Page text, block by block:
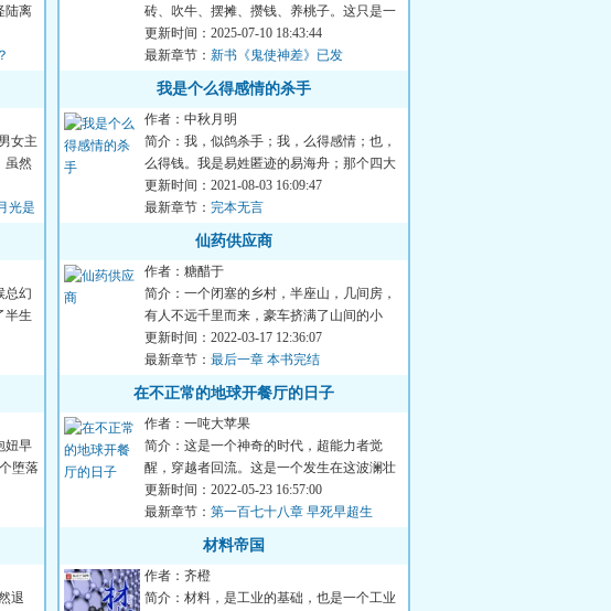
陆离
女主
虽然
光是
总幻
半生
妞早
堕落
退
砖、吹牛、摆摊、攒钱、养桃子。这只是一
个“普通人类”的“平凡...
更新时间：2025-07-10 18:43:44
最新章节： 新书《鬼使神差》已发
我是个么得感情的杀手
作者：中秋月明
简介：我，似鸽杀手；我，么得感情；也，
么得钱。我是易姓匿迹的易海舟；那个四大
发明精通一半的男人；我...
更新时间：2021-08-03 16:09:47
最新章节： 完本无言
仙药供应商
作者：糖醋于
简介：一个闭塞的乡村，半座山，几间房，
有人不远千里而来，豪车挤满了山间的小
路，因为这里有一个年轻人...
更新时间：2022-03-17 12:36:07
最新章节： 最后一章 本书完结
在不正常的地球开餐厅的日子
作者：一吨大苹果
简介：这是一个神奇的时代，超能力者觉
醒，穿越者回流。这是一个发生在这波澜壮
阔的时代中，一家小餐厅内...
更新时间：2022-05-23 16:57:00
最新章节： 第一百七十八章 早死早超生
材料帝国
作者：齐橙
简介：材料，是工业的基础，也是一个工业